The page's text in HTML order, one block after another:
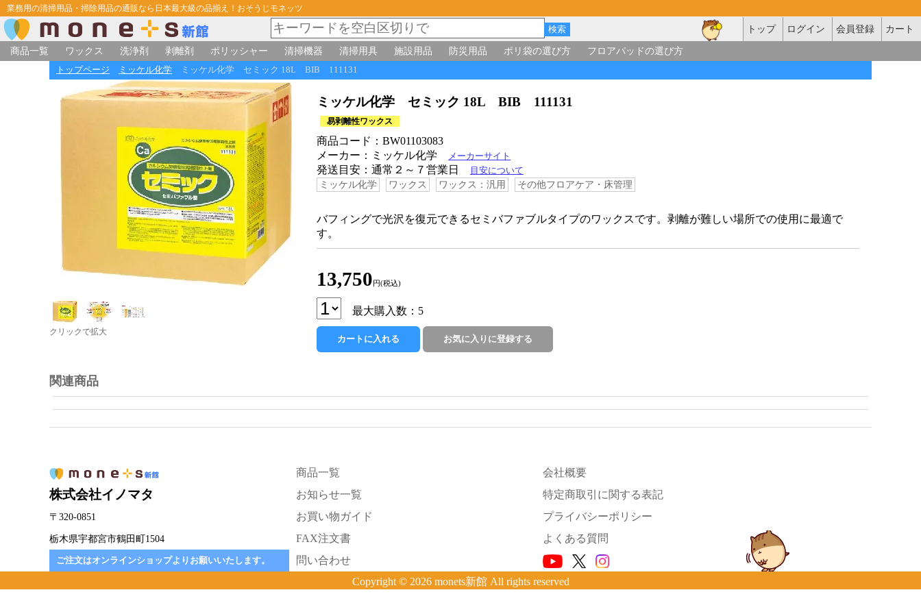
業務用の清掃用品・掃除用品の通販なら日本最大級の品揃え！おそうじモネッツ
トップ ログイン 会員登録
カート
商品一覧
ワックス 洗浄剤 剥離剤 ポリッシャー 清掃機器 清掃用具 施設用品 防災用品 ポリ袋の選び方 フロアパッドの選び方
トップページ ミッケル化学 ミッケル化学 セミック 18L BIB 111131
クリックで拡大
ミッケル化学 セミック 18L BIB 111131
易剥離性ワックス
商品コード：BW01103083
メーカー：ミッケル化学
メーカーサイト
発送目安：通常２～７営業日 目安について
ミッケル化学 ワックス ワックス：汎用 その他フロアケア・床管理
バフィングで光沢を復元できるセミバファブルタイプのワックスです。剥離が難しい場所での使用に最適で
す。
13,750 円(税込)
最大購入数：5
関連商品
株式会社イノマタ
〒320-0851
栃木県宇都宮市鶴田町1504
ご注文はオンラインショップよりお願いいたします。
商品一覧
お知らせ一覧
お買い物ガイド
FAX注文書
問い合わせ
会社概要
特定商取引に関する表記
プライバシーポリシー
よくある質問
Copyright © 2026 monets新館 All rights reserved